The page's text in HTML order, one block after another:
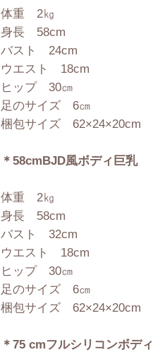
体重 2㎏
身長 58cm
バスト 24cm
ウエスト 18cm
ヒップ 30㎝
足のサイズ 6㎝
梱包サイズ 62×24×20cm
＊58cmBJD風ボディ巨乳
体重 2㎏
身長 58cm
バスト 32cm
ウエスト 18cm
ヒップ 30㎝
足のサイズ 6㎝
梱包サイズ 62×24×20cm
＊75 cmフルシリコンボディ